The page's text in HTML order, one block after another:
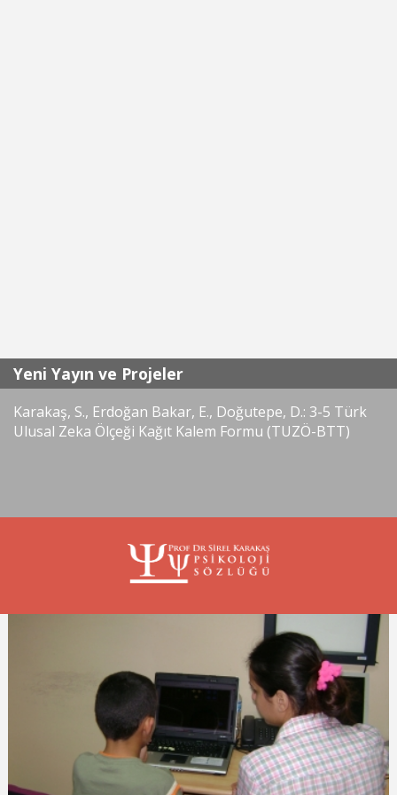
Yeni Yayın ve Projeler
Karakaş, S., Erdoğan Bakar, E., Doğutepe, D.: 3-5 Türk
Ulusal Zeka Ölçeği Kağıt Kalem Formu (TUZÖ-BTT)